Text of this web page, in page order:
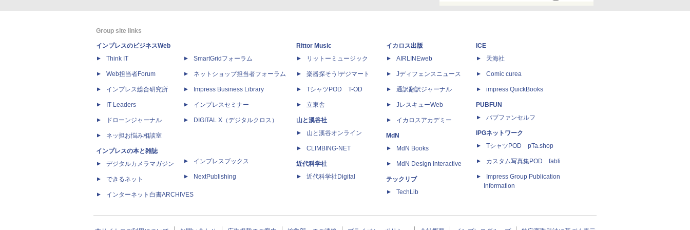
Group site links
インプレスのビジネスWeb
Think IT
Web担当者Forum
インプレス総合研究所
IT Leaders
ドローンジャーナル
ネッ担お悩み相談室
インプレスの本と雑誌
デジタルカメラマガジン
できるネット
インターネット白書ARCHIVES
SmartGridフォーラム
ネットショップ担当者フォーラム
Impress Business Library
インプレスセミナー
DIGITAL X（デジタルクロス）
インプレスブックス
NextPublishing
Rittor Music
リットーミュージック
楽器探そう!デジマート
TシャツPOD T-OD
立東舎
山と溪谷社
山と溪谷オンライン
CLIMBING-NET
近代科学社
近代科学社Digital
イカロス出版
AIRLINEweb
Jディフェンスニュース
通訳翻訳ジャーナル
JレスキューWeb
イカロスアカデミー
MdN
MdN Books
MdN Design Interactive
テックリブ
TechLib
ICE
天海社
Comic curea
impress QuickBooks
PUBFUN
パブファンセルフ
IPGネットワーク
TシャツPOD pTa.shop
カスタム写真集POD fabli
Impress Group Publication
Information